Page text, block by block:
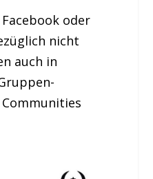
oder
nicht
auch in